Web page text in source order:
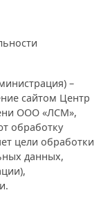
–
сайтом Центр
ООО «ЛСМ»,
обработку
цели обработки
данных,